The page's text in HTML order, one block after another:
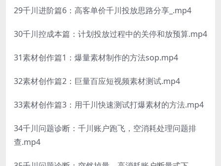
29千川进阶篇6：高客单价千川投放思路分享_.mp4
30千川控成本篇：计划投放过程中的关停和放预算.mp4
31素材创作篇1：爆量素材制作的方法sop.mp4
32素材创作篇2：巨量百应短视频素材测试.mp4
33素材创作篇3：用千川快速测试打爆素材的方法.mp4
34千川问题诊断：千川账户跑飞，空消耗处理问题排
查.mp4